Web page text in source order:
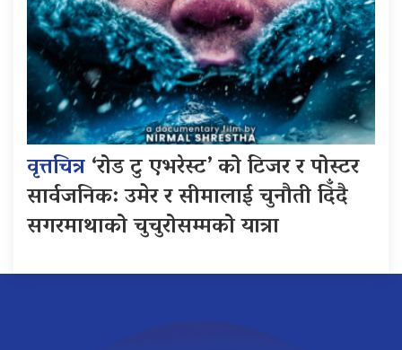
वृत्तचित्र‘रोड टु एभरेस्ट’ को टिजर र पोस्टर
सार्वजनिक: उमेर र सीमालाई चुनौती दिँदै
सगरमाथाको चुचुरोसम्मको यात्रा